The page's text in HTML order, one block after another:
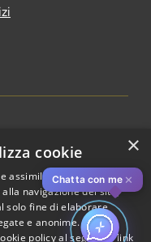
© 2026 • Comune di
Chatta con me ✕
×
cookie
assimilati strettamente
navigazione del sito,
solo fine di elaborare
e anonime.
policy al seguentelink